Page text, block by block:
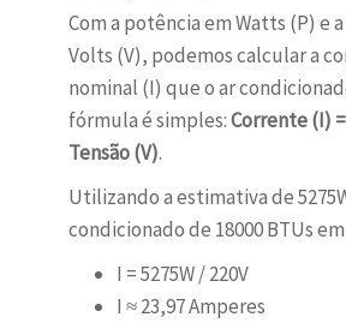
Com a potência em Watts (P) e
Volts (V), podemos calcular a
nominal (I) que o ar
fórmula é simples:Corrente (I)
Tensão (V).
Utilizando a estimativa de
condicionado de 18000 BTUs em
I = 5275W / 220V
I ≈ 23,97 Amperes